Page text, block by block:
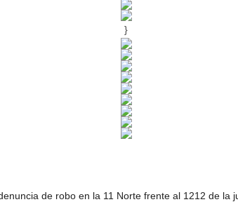
}
de robo en la 11 Norte frente al 1212 de la